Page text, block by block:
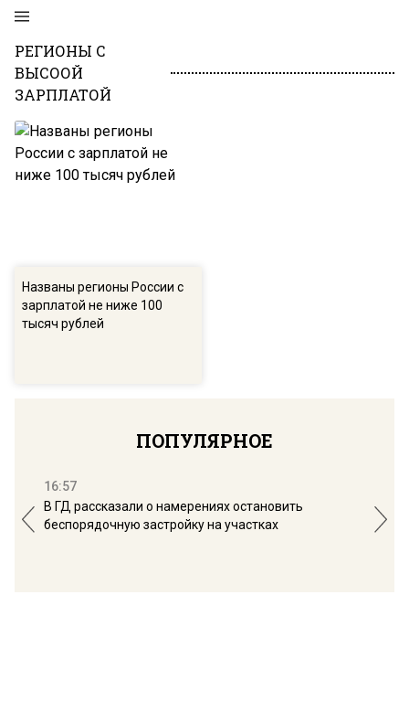
РЕГИОНЫ С
ВЫСООЙ
ЗАРПЛАТОЙ
Названы регионы России с
зарплатой не ниже 100
тысяч рублей
ПОПУЛЯРНОЕ
16:57
В ГД рассказали о намерениях остановить
беспорядочную застройку на участках